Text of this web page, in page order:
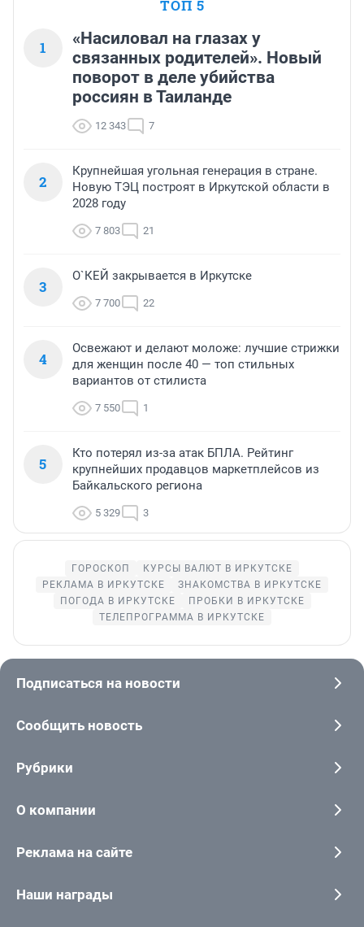
ТОП 5
1
«Насиловал на глазах у
связанных родителей». Новый
поворот в деле убийства
россиян в Таиланде
12 343 7
2
Крупнейшая угольная генерация в стране.
Новую ТЭЦ построят в Иркутской области в
2028 году
7 803 21
3
О`КЕЙ закрывается в Иркутске
7 700 22
4
Освежают и делают моложе: лучшие стрижки
для женщин после 40 — топ стильных
вариантов от стилиста
7 550 1
5
Кто потерял из-за атак БПЛА. Рейтинг
крупнейших продавцов маркетплейсов из
Байкальского региона
5 329 3
ГОРОСКОП
КУРСЫ ВАЛЮТ В ИРКУТСКЕ
РЕКЛАМА В ИРКУТСКЕ
ЗНАКОМСТВА В ИРКУТСКЕ
ПОГОДА В ИРКУТСКЕ
ПРОБКИ В ИРКУТСКЕ
ТЕЛЕПРОГРАММА В ИРКУТСКЕ
Подписаться на новости
Сообщить новость
Рубрики
О компании
Реклама на сайте
Наши награды